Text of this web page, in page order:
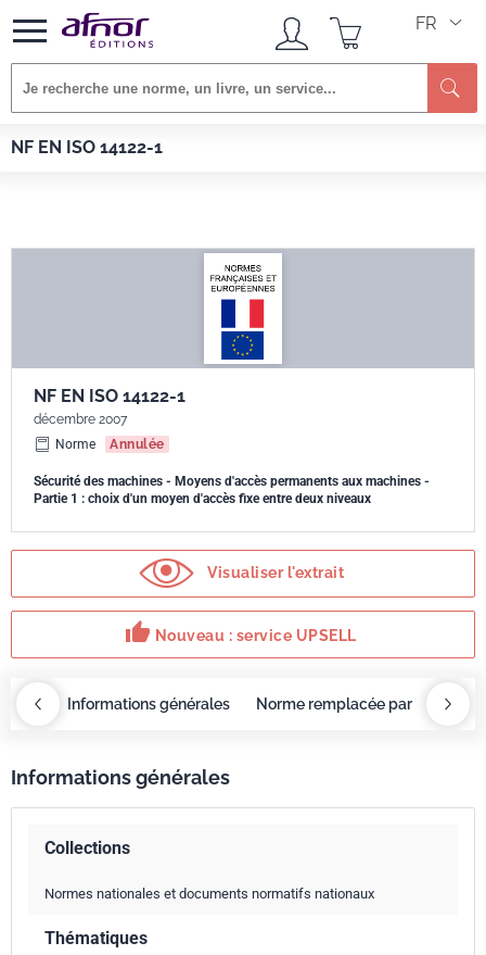
FR
NF EN ISO 14122-1
Afnor EDITIONS Normes
NF EN ISO 14122-1
décembre 2007
Norme
Annulée
Sécurité des machines - Moyens d'accès permanents aux machines -
Partie 1 : choix d'un moyen d'accès fixe entre deux niveaux
Visualiser l'extrait
thumb_up Nouveau : service UPSELL
Informations générales Norme remplacée par
Informations générales
Collections
Normes nationales et documents normatifs nationaux
Thématiques